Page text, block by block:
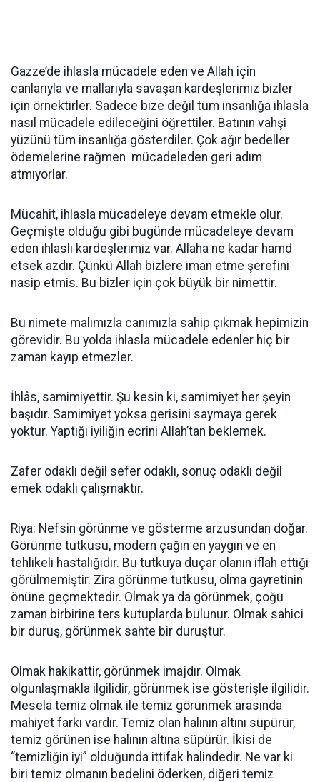
Gazze’de ihlasla mücadele eden ve Allah için
canlarıyla ve mallarıyla savaşan kardeşlerimiz bizler
için örnektirler. Sadece bize değil tüm insanlığa ihlasla
nasıl mücadele edileceğini öğrettiler. Batının vahşi
yüzünü tüm insanlığa gösterdiler. Çok ağır bedeller
ödemelerine rağmen mücadeleden geri adım
atmıyorlar.
Mücahit, ihlasla mücadeleye devam etmekle olur.
Geçmişte olduğu gibi bugünde mücadeleye devam
eden ihlaslı kardeşlerimiz var. Allaha ne kadar hamd
etsek azdır. Çünkü Allah bizlere iman etme şerefini
nasip etmis. Bu bizler için çok büyük bir nimettir.
Bu nimete malımızla canımızla sahip çıkmak hepimizin
görevidir. Bu yolda ihlasla mücadele edenler hiç bir
zaman kayıp etmezler.
İhlâs, samimiyettir. Şu kesin ki, samimiyet her şeyin
başıdır. Samimiyet yoksa gerisini saymaya gerek
yoktur. Yaptığı iyiliğin ecrini Allah’tan beklemek.
Zafer odaklı değil sefer odaklı, sonuç odaklı değil
emek odaklı çalışmaktır.
Riya: Nefsin görünme ve gösterme arzusundan doğar.
Görünme tutkusu, modern çağın en yaygın ve en
tehlikeli hastalığıdır. Bu tutkuya duçar olanın iflah ettiği
görülmemiştir. Zira görünme tutkusu, olma gayretinin
önüne geçmektedir. Olmak ya da görünmek, çoğu
zaman birbirine ters kutuplarda bulunur. Olmak sahici
bir duruş, görünmek sahte bir duruştur.
Olmak hakikattir, görünmek imajdır. Olmak
olgunlaşmakla ilgilidir, görünmek ise gösterişle ilgilidir.
Mesela temiz olmak ile temiz görünmek arasında
mahiyet farkı vardır. Temiz olan halının altını süpürür,
temiz görünen ise halının altına süpürür. İkisi de
“temizliğin iyi” olduğunda ittifak halindedir. Ne var ki
biri temiz olmanın bedelini öderken, diğeri temiz